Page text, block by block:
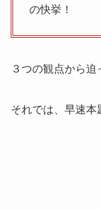
の快挙！
３つの観点から迫
それでは、早速本